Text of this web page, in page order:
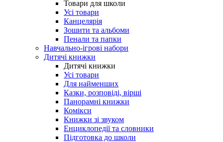
Товари для школи
Усі товари
Канцелярія
Зошити та альбоми
Пенали та папки
Навчально-ігрові набори
Дитячі книжки
Дитячі книжки
Усі товари
Для найменших
Казки, розповіді, вірші
Панорамні книжки
Комікси
Книжки зі звуком
Енциклопедії та словники
Підготовка до школи